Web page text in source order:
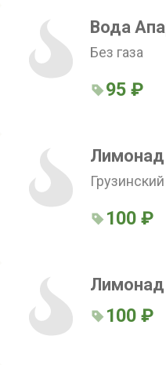
Вода
Без газа
95 ₽
Лимонад
100 ₽
Лимонад
100 ₽